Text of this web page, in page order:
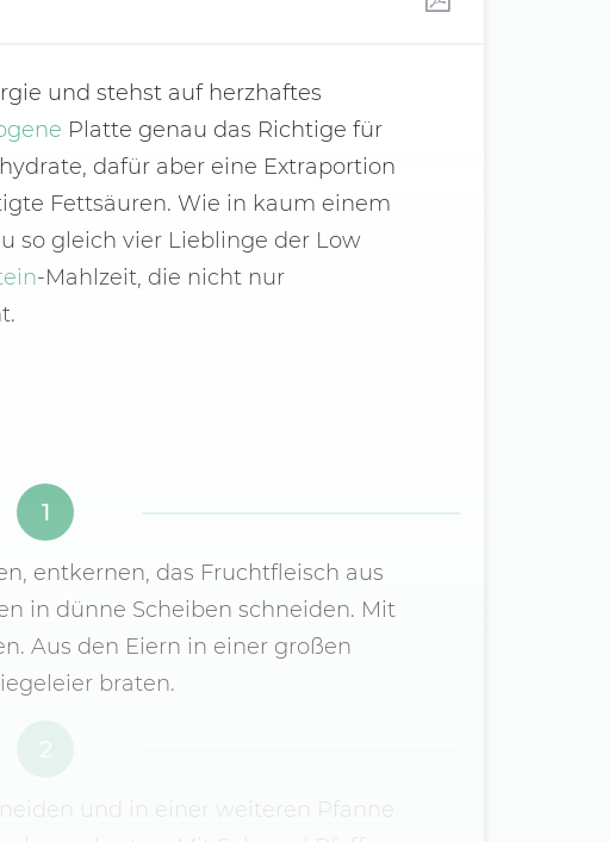
und stehst auf herzhaftes
Platte genau das Richtige für
dafür aber eine Extraportion
Fettsäuren. Wie in kaum einem
so gleich vier Lieblinge der Low
-Mahlzeit, die nicht nur
1
entkernen, das Fruchtfleisch aus
in dünne Scheiben schneiden. Mit
Aus den Eiern in einer großen
braten.
und in einer weiteren Pfanne